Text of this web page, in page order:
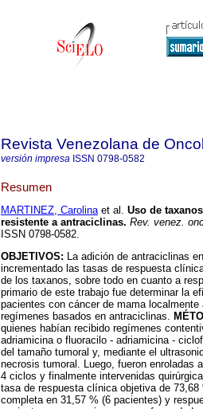
Revista Venezolana de
versión impresa ISSN 0798-0582
Resumen
MARTINEZ, Carolinaet al. Uso de
resistente a antraciclinas. Rev. venez.
ISSN 0798-0582.
OBJETIVOS: La adición de antraciclinas
incrementado las tasas de respuesta
de los taxanos, sobre todo en cuanto a
primario de este trabajo fue determinar la
pacientes con cáncer de mama
regímenes basados en antraciclinas.
quienes habían recibido regímenes
adriamicina o fluoracilo - adriamicina -
del tamaño tumoral y, mediante el
necrosis tumoral. Luego, fueron enroladas
4 ciclos y finalmente intervenidas
tasa de respuesta clínica objetiva de
completa en 31,57 % (6 pacientes) y